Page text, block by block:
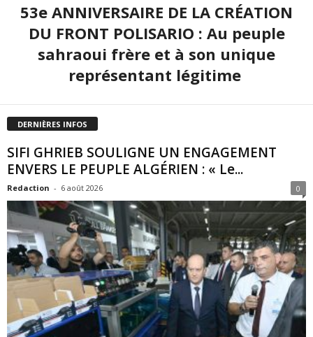
53e ANNIVERSAIRE DE LA CRÉATION
DU FRONT POLISARIO : Au peuple
sahraoui frère et à son unique
représentant légitime
DERNIÈRES INFOS
SIFI GHRIEB SOULIGNE UN ENGAGEMENT
ENVERS LE PEUPLE ALGÉRIEN : « Le...
Redaction - 6 août 2026 0